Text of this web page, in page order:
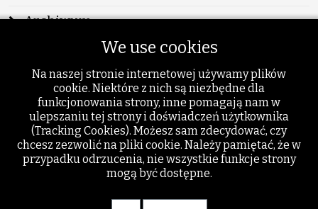
Archiwum
Publikacje
Szukaj
Dodatki
We use cookies
Na naszej stronie internetowej używamy plików
cookie. Niektóre z nich są niezbędne dla
funkcjonowania strony, inne pomagają nam w
ulepszaniu tej strony i doświadczeń użytkownika
(Tracking Cookies). Możesz sam zdecydować, czy
chcesz zezwolić na pliki cookie. Należy pamiętać, że w
przypadku odrzucenia, nie wszystkie funkcje strony
mogą być dostępne.